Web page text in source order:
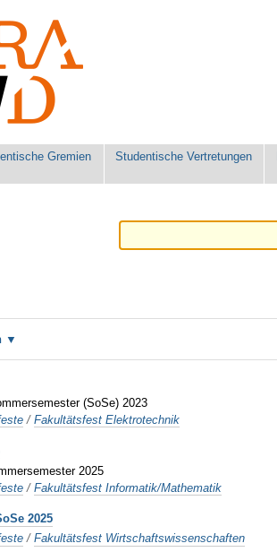
Gremien Studentische Vertretungen
(SoSe) 2023
/Fakultätsfest Elektrotechnik
2025
/Fakultätsfest Informatik/Mathematik
2025
/Fakultätsfest Wirtschaftswissenschaften